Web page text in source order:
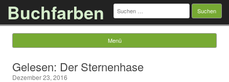
Buchfarben Suchen
nach:
Menü
Gelesen: Der Sternenhase
Dezember 23, 2016